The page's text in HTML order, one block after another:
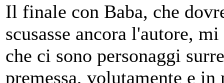
Il finale con Baba, che
scusasse ancora l'autore,
che ci sono personaggi
premessa, volutamente e